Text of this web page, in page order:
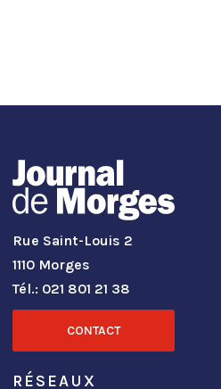
Rue Saint-Louis 2
1110 Morges
Tél.: 021 801 21 38
CONTACT
RÉSEAUX